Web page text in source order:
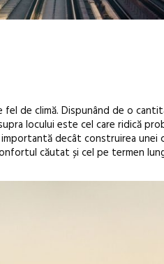
fel de climă. Dispunând de o
locului este cel care ridică
decât construirea unei
căutat și cel pe termen